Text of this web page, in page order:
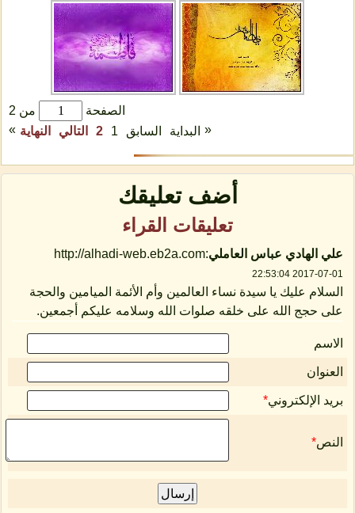
الصفحة
من 2
« البداية السابق 1
2 التالي النهاية »
أضف تعليقك
تعليقات القراء
علي الهادي عباس العاملي:http://alhadi-web.eb2a.com
2017-07-01 22:53:04
السلام عليك يا سيدة نساء العالمين وأم الأئمة الميامين والحجة
على حجج الله على خلقه صلوات الله وسلامه عليكم أجمعين.
الاسم
العنوان
بريد الإلكتروني*
النص*